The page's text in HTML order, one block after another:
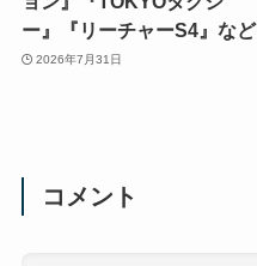
ー』『リーチャーS4』など
2026年7月31日
コメント